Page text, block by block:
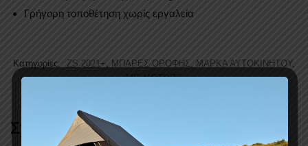
Γρήγορη τοποθέτηση χωρίς εργαλεία
Κατηγορίες: ZS 2021+, ΜΠΑΡΕΣ ΟΡΟΦΗΣ, ΜΑΡΚΑ ΑΥΤΟΚΙΝΗΤΟΥ,
MG MOTORS
Σχετικά προϊόντα